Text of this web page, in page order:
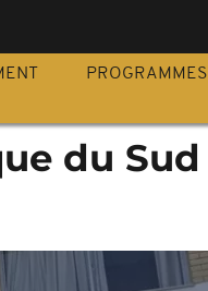
PROGRAMMES
du Sud